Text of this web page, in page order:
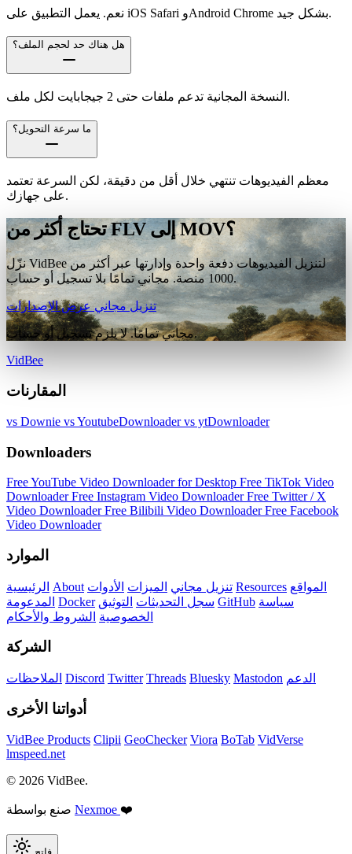
نعم. يعمل التطبيق على iOS Safari وAndroid Chrome بشكل جيد.
هل هناك حد لحجم الملف؟
النسخة المجانية تدعم ملفات حتى 2 جيجابايت لكل ملف.
ما سرعة التحويل؟
معظم الفيديوهات تنتهي خلال أقل من دقيقة، لكن السرعة تعتمد
على جهازك.
تحتاج أكثر من FLV إلى MOV؟
نزّل VidBee لتنزيل الفيديوهات دفعة واحدة وإدارتها عبر أكثر من
1000 منصة. مجاني تمامًا بلا تسجيل أو حساب.
تنزيل مجانيعرض الإصدارات
مجاني تمامًا. لا يلزم تسجيل أو حساب.
VidBee
المقارنات
vs Downie vs YoutubeDownloadervs ytDownloader
Downloaders
Free YouTube Video Downloader for Desktop Free TikTok Video
DownloaderFree Instagram Video DownloaderFree Twitter / X
Video DownloaderFree Bilibili Video DownloaderFree Facebook
Video Downloader
الموارد
الرئيسية About تنزيل مجاني الميزات الأدوات Resources المواقع
المدعومة Docker سجل التحديثات التوثيق GitHub سياسة
الخصوصية الشروط والأحكام
الشركة
الملاحظات Discord Twitter Threads Bluesky Mastodon الدعم
أدواتنا الأخرى
VidBee Products Clipii GeoChecker Viora BoTab VidVerse
lmspeed.net
© 2026 VidBee.
Nexmoe ❤️